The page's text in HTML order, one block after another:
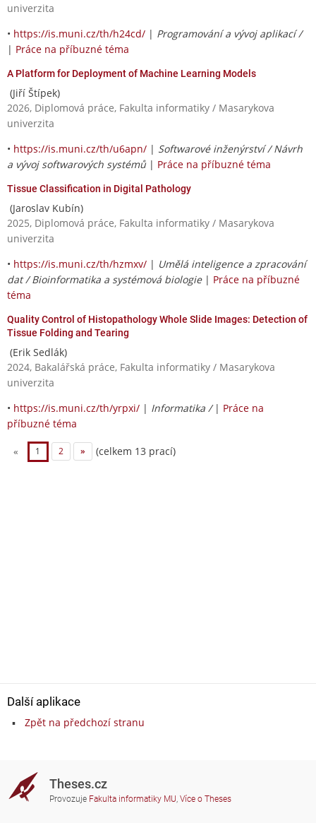
univerzita
• https://is.muni.cz/th/h24cd/ | Programování a vývoj aplikací /
| Práce na příbuzné téma
A Platform for Deployment of Machine Learning Models
(Jiří Štípek)
2026, Diplomová práce, Fakulta informatiky / Masarykova
univerzita
• https://is.muni.cz/th/u6apn/ | Softwarové inženýrství / Návrh
a vývoj softwarových systémů | Práce na příbuzné téma
Tissue Classification in Digital Pathology
(Jaroslav Kubín)
2025, Diplomová práce, Fakulta informatiky / Masarykova
univerzita
• https://is.muni.cz/th/hzmxv/ | Umělá inteligence a zpracování
dat / Bioinformatika a systémová biologie| Práce na příbuzné
téma
Quality Control of Histopathology Whole Slide Images: Detection of
Tissue Folding and Tearing
(Erik Sedlák)
2024, Bakalářská práce, Fakulta informatiky / Masarykova
univerzita
• https://is.muni.cz/th/yrpxi/ | Informatika / | Práce na
příbuzné téma
« 1 2 » (celkem 13 prací)
Další aplikace
Zpět na předchozí stranu
Theses.cz
Provozuje Fakulta informatiky MU, Více o Theses